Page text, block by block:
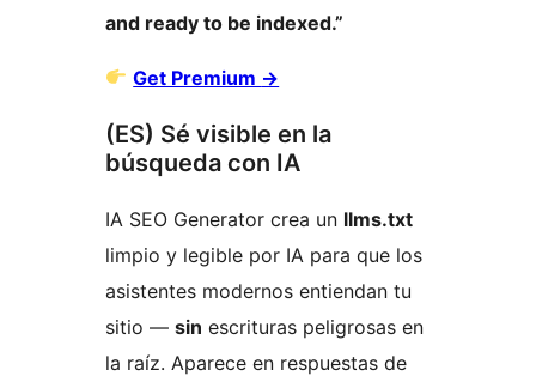
and ready to be indexed.”
Get Premium →
(ES) Sé visible en la
búsqueda con IA
IA SEO Generator crea un llms.txt
limpio y legible por IA para que los
asistentes modernos entiendan tu
sitio — sin escrituras peligrosas en
la raíz. Aparece en respuestas de